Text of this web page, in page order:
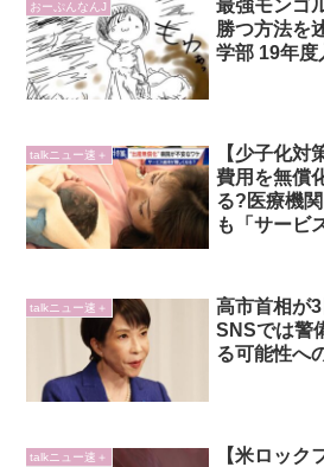
おーぷんなんJ
最強モンゴ
勝つ方法を
学部 19年度
talkニュー速＋
【少子化対
費用を無償
る?医療機
も「サービ
talkニュー速＋
高市首相が3
SNSでは警
る可能性へ
talkニュー速＋
【米ロック